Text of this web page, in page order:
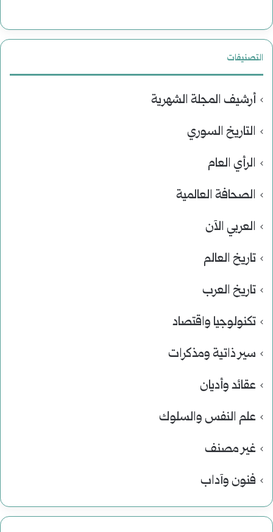
التصنيفات
أرشيف المجلة الشهرية
التاريخ السوري
الرأي العام
الصحافة العالمية
العربي الآن
تاريخ العالم
تاريخ العرب
تكنولوجيا واقتصاد
سير ذاتية ومذكرات
عقائد وأديان
علم النفس والسلوك
غير مصنف
فنون وآداب